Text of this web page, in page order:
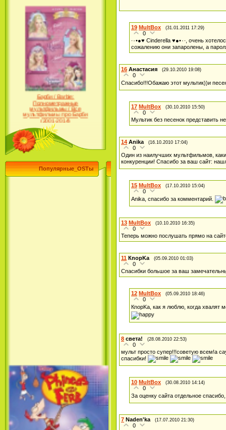
Барби / Barbie:
Полнометражные
мультфильмы / Все
мультфильмы про Барби
(2001-2014)
Фархат: Принц Персии /
Популярные_OSTы
19 MultBox (31.01.2011 17:29)
0
·٠•●♥ Cinderella ♥●•٠·, очень хотелось помочь, даже нашла файлы в формате rar, к
сожалению они запаролены, а
16 Анастасия (29.10.2010 19:08)
0
Спасибо!!!Обажаю этот мультик))и
17 MultBox (30.10.2010 15:50)
0
Мультик без песенок представить
14 Anika (16.10.2010 17:04)
0
Один из наилучших мультфильмов,
конкуренции! Спасибо за ваш сайт:
15 MultBox (17.10.2010 15:04)
0
Anika, спасибо за комментарий.
13 MultBox (10.10.2010 16:35)
0
Теперь можно послушать прямо на
11 КnopKa (05.09.2010 01:03)
0
Спасибки большое за ваш
12 MultBox (05.09.2010 18:46)
0
КnopKa, как я люблю, когда хвалят
8 света! (28.08.2010 22:53)
0
мульт просто супер!!!советую всем!а
спасибки!
10 MultBox (30.08.2010 14:14)
0
За оценку сайта отдельное
7 Naden'ka (17.07.2010 21:30)
0